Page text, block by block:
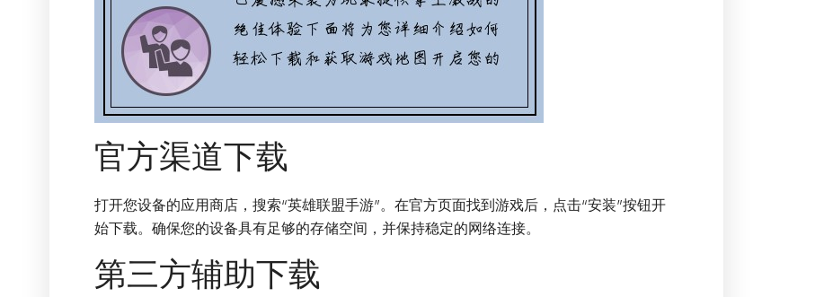
官方渠道下载
打开您设备的应用商店，搜索“英雄联盟手游”。在官方页面找到游戏后，点击“安装”按钮开
始下载。确保您的设备具有足够的存储空间，并保持稳定的网络连接。
第三方辅助下载